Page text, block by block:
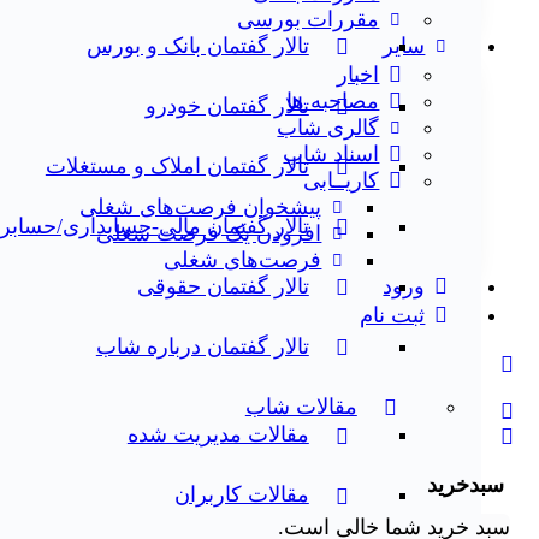
مقررات بورسی
سایر
اخبار
مصاحبه ها
گالری شاب
اسناد شاب
کاریــابی
پیشخوان فرصت‌های شغلی
افزودن یک فرصت شغلی
فرصت‌های شغلی
ورود
ثبت نام
سبدخرید
سبد خرید شما خالی است.
تالار گفتمان بانک و بورس
تالار گفتمان خودرو
تالار گفتمان املاک و مستغلات
تالار گفتمان مالی-حسابداری/
تالار گفتمان حقوقی
تالار گفتمان درباره شاب
مقالات شاب
مقالات مدیریت شده
مقالات کاربران